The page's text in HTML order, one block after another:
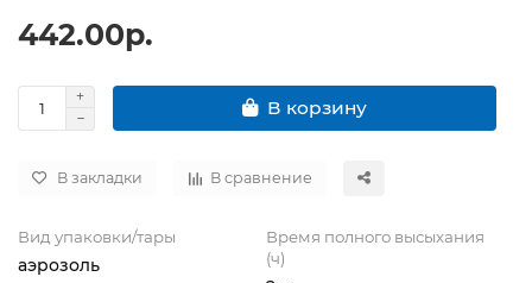
442.00р.
В корзину
В закладки В сравнение
Вид упаковки/тары
аэрозоль
Время полного высыхания
(ч)